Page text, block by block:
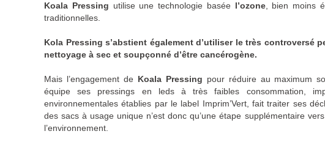
Koala Pressing utilise une technologie baséel’ozone, bien moins
traditionnelles.
Kola Pressing s’abstient également d’utiliser le très
nettoyage à sec et soupçonné d’être cancérogène.
Mais l’engagement deKoala Pressing pour réduire au maximum
équipe ses pressings en leds à très faibles consommation,
environnementales établies par le label Imprim’Vert, fait traiter ses
des sacs à usage unique n’est donc qu’une étape supplémentaire
l’environnement.